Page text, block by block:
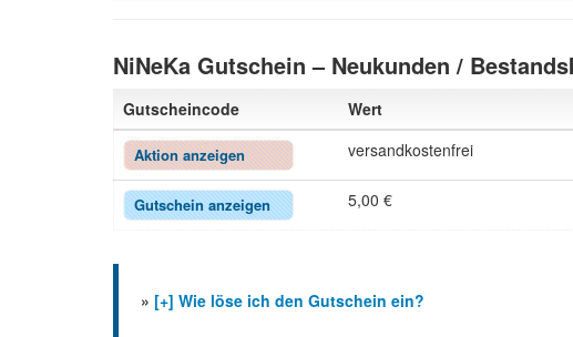
NiNeKa Gutschein – Neukunden /
Gutscheincode Wert
Aktion anzeigen versandkostenfrei
Gutschein anzeigen 5,00 €
» [+] Wie löse ich den Gutschein ein?